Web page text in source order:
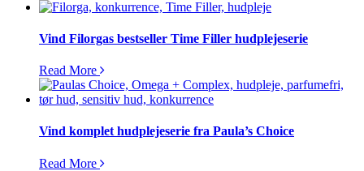
Vind Filorgas bestseller Time Filler hudplejeserie
Read More
Vind komplet hudplejeserie fra Paula’s Choice
Read More